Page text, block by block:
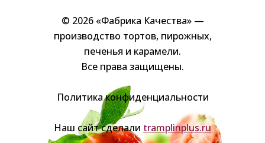
© 2026 «Фабрика Качества» —
производство тортов, пирожных,
печенья и карамели.
Все права защищены.
Политика конфиденциальности
Наш сайт сделали tramplinplus.ru